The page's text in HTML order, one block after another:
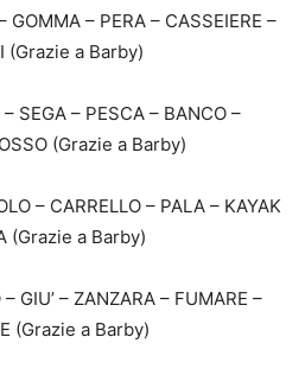
GOMMA – PERA – CASSEIERE –
(Grazie a Barby)
SEGA – PESCA – BANCO –
(Grazie a Barby)
– CARRELLO – PALA – KAYAK
(Grazie a Barby)
GIU’ – ZANZARA – FUMARE –
(Grazie a Barby)